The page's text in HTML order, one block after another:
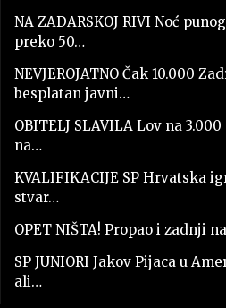
NA ZADARSKOJ RIVI Noć
preko 50…
NEVJEROJATNO Čak 10.000
besplatan javni…
OBITELJ SLAVILA Lov na
na…
KVALIFIKACIJE SP Hrvatska
stvar…
OPET NIŠTA! Propao i zadnji
SP JUNIORI Jakov Pijaca u
ali…